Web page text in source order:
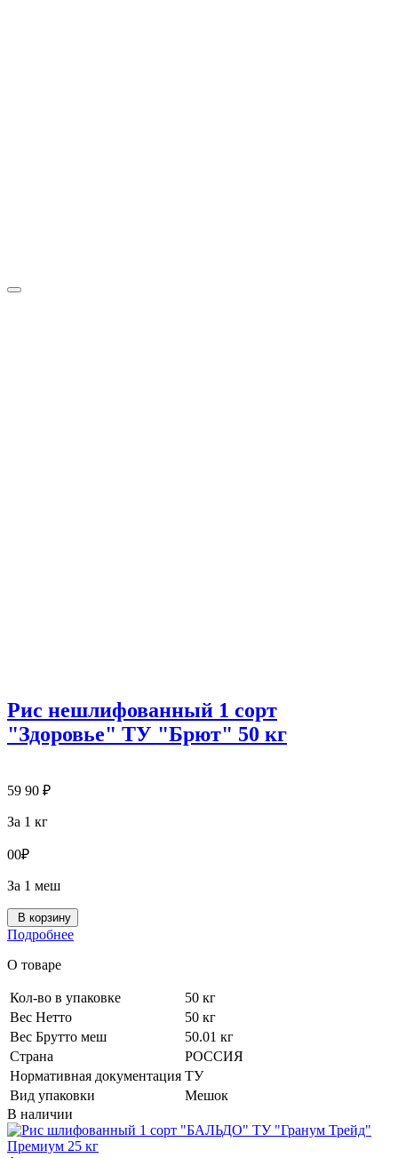
Рис нешлифованный 1 сорт
"Здоровье" ТУ "Брют" 50 кг
59 90 ₽
За 1 кг
00₽
За 1 меш
В корзину
Подробнее
О товаре
Кол-во в упаковке
50 кг
Вес Нетто
50 кг
Вес Брутто меш
50.01 кг
Страна
РОССИЯ
Нормативная документация ТУ
Вид упаковки
Мешок
В наличии